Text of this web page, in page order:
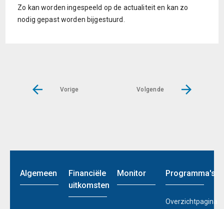
Zo kan worden ingespeeld op de actualiteit en kan zo
nodig gepast worden bijgestuurd.
Vorige Volgende
Algemeen
Financiële
uitkomsten
Monitor Programma's
Overzichtpagina